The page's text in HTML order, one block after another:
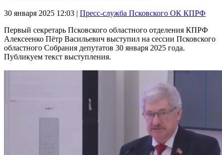
30 января 2025 12:03 | Пресс-служба Псковского ОК КПРФ
Первый секретарь Псковского областного отделения КПРФ
Алексеенко Пётр Васильевич выступил на сессии Псковского
областного Собрания депутатов 30 января 2025 года.
Публикуем текст выступления.